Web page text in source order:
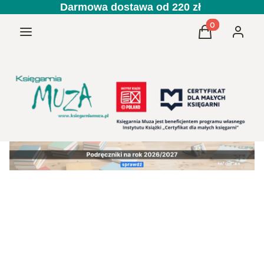
Darmowa dostawa od 220 zł
Menu Produkty w
Koszyk